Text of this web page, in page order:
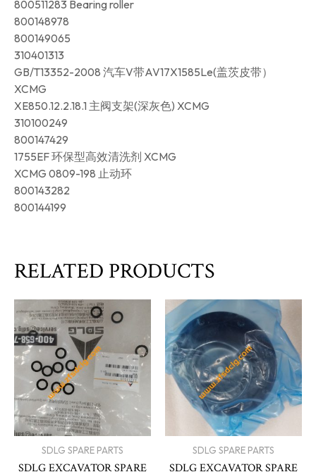
800511283 Bearing roller
800148978
800149065
310401313
GB/T13352-2008 汽车V带AV17X1585Le(盖茨皮带）
XCMG
XE850.12.2.18.1 主阀支架(深灰色) XCMG
310100249
800147429
1755EF 环保型高效清洗剂 XCMG
XCMG 0809-198 止动环
800143282
800144199
RELATED PRODUCTS
SDLG SPARE PARTS
SDLG EXCAVATOR SPARE
SDLG SPARE PARTS
SDLG EXCAVATOR SPARE